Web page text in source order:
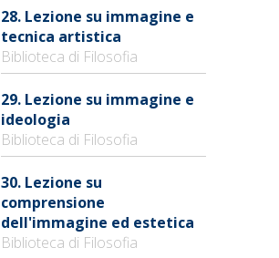
28. Lezione su immagine e
tecnica artistica
Biblioteca di Filosofia
29. Lezione su immagine e
ideologia
Biblioteca di Filosofia
30. Lezione su
comprensione
dell'immagine ed estetica
Biblioteca di Filosofia